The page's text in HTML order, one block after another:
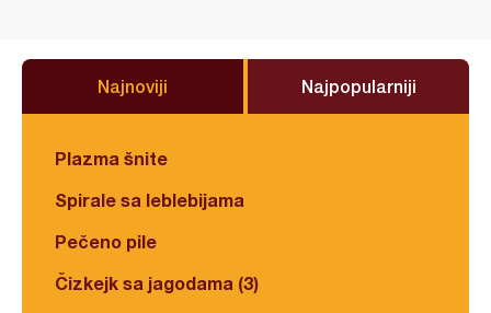
Najnoviji Najpopularniji
Plazma šnite
Spirale sa leblebijama
Pečeno pile
Čizkejk sa jagodama (3)